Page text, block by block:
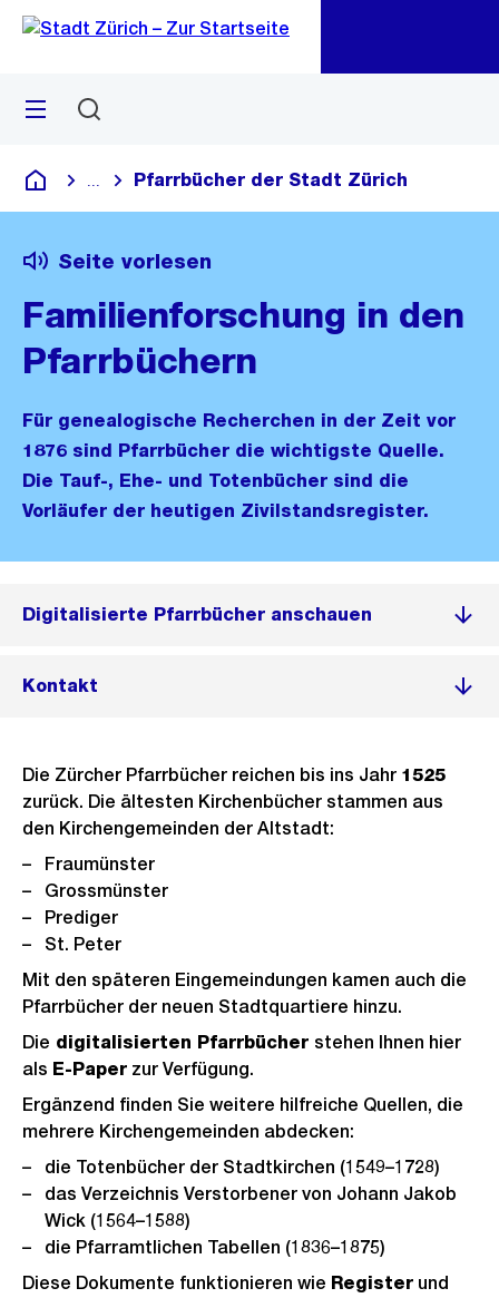
Navigation
Sprunglink
Menü
Deutsch
Blende alle Breadcrumbs ein
Pfarrbücher der Stadt Zürich
Seite vorlesen
Familienforschung in den
Pfarrbüchern
Für genealogische Recherchen in der Zeit vor
1876 sind Pfarrbücher die wichtigste Quelle.
Die Tauf-, Ehe- und Totenbücher sind die
Vorläufer der heutigen Zivilstandsregister.
Digitalisierte Pfarrbücher anschauen
Kontakt
Die Zürcher Pfarrbücher reichen bis ins Jahr 1525
zurück. Die ältesten Kirchenbücher stammen aus
den Kirchengemeinden der Altstadt:
Fraumünster
Grossmünster
Prediger
St. Peter
Mit den späteren Eingemeindungen kamen auch die
Pfarrbücher der neuen Stadtquartiere hinzu.
Die digitalisierten Pfarrbücher stehen Ihnen hier
als E-Paper zur Verfügung.
Ergänzend finden Sie weitere hilfreiche Quellen, die
mehrere Kirchengemeinden abdecken:
die Totenbücher der Stadtkirchen (1549–1728)
das Verzeichnis Verstorbener von Johann Jakob
Wick (1564–1588)
die Pfarramtlichen Tabellen (1836–1875)
Diese Dokumente funktionieren wie Register und